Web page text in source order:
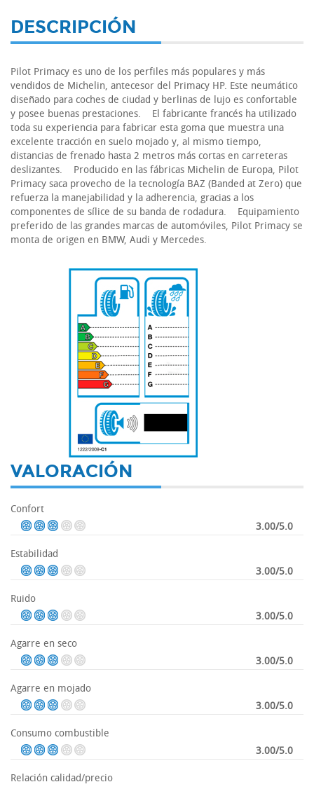
DESCRIPCIÓN
Pilot Primacy es uno de los perfiles más populares y más
vendidos de Michelin, antecesor del Primacy HP. Este neumático
diseñado para coches de ciudad y berlinas de lujo es confortable
y posee buenas prestaciones. El fabricante francés ha utilizado
toda su experiencia para fabricar esta goma que muestra una
excelente tracción en suelo mojado y, al mismo tiempo,
distancias de frenado hasta 2 metros más cortas en carreteras
deslizantes. Producido en las fábricas Michelin de Europa, Pilot
Primacy saca provecho de la tecnología BAZ (Banded at Zero) que
refuerza la manejabilidad y la adherencia, gracias a los
componentes de sílice de su banda de rodadura. Equipamiento
preferido de las grandes marcas de automóviles, Pilot Primacy se
monta de origen en BMW, Audi y Mercedes.
VALORACIÓN
Confort
3.00/5.0
Estabilidad
3.00/5.0
Ruido
3.00/5.0
Agarre en seco
3.00/5.0
Agarre en mojado
3.00/5.0
Consumo combustible
3.00/5.0
Relación calidad/precio